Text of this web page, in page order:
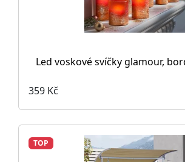
Led voskové svíčky glamour,
359 Kč
TOP